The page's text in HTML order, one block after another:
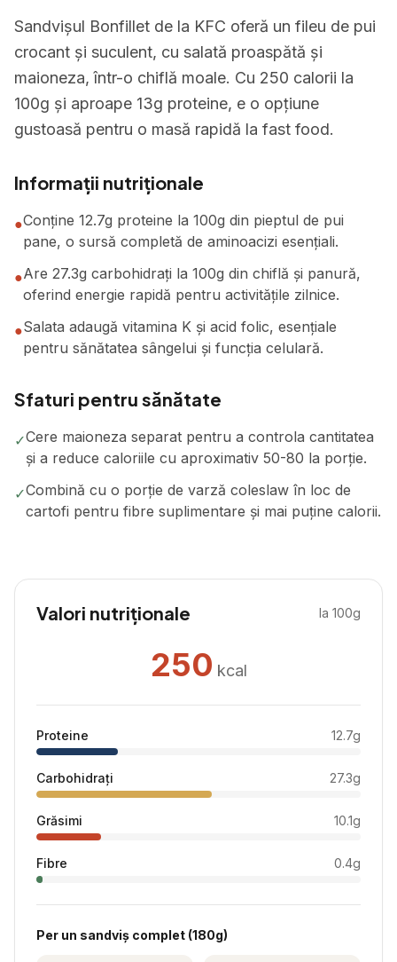
Sandvișul Bonfillet de la KFC oferă un fileu de pui
crocant și suculent, cu salată proaspătă și
maioneza, într-o chiflă moale. Cu 250 calorii la
100g și aproape 13g proteine, e o opțiune
gustoasă pentru o masă rapidă la fast food.
Informații nutriționale
●Conține 12.7g proteine la 100g din pieptul de pui
pane, o sursă completă de aminoacizi esențiali.
●Are 27.3g carbohidrați la 100g din chiflă și panură,
oferind energie rapidă pentru activitățile zilnice.
●Salata adaugă vitamina K și acid folic, esențiale
pentru sănătatea sângelui și funcția celulară.
Sfaturi pentru sănătate
✓Cere maioneza separat pentru a controla cantitatea
și a reduce caloriile cu aproximativ 50-80 la porție.
✓Combină cu o porție de varză coleslaw în loc de
cartofi pentru fibre suplimentare și mai puține calorii.
Valori nutriționale la 100g
250 kcal
Proteine 12.7g
Carbohidrați 27.3g
Grăsimi 10.1g
Fibre 0.4g
Per un sandviș complet (180g)